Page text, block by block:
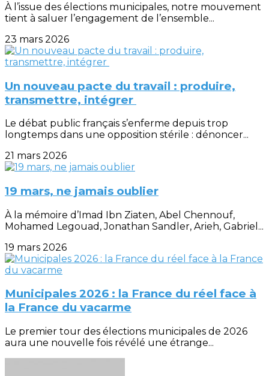
À l’issue des élections municipales, notre mouvement
tient à saluer l’engagement de l’ensemble...
23 mars 2026
Un nouveau pacte du travail : produire,
transmettre, intégrer
Le débat public français s’enferme depuis trop
longtemps dans une opposition stérile : dénoncer...
21 mars 2026
19 mars, ne jamais oublier
À la mémoire d’Imad Ibn Ziaten, Abel Chennouf,
Mohamed Legouad, Jonathan Sandler, Arieh, Gabriel...
19 mars 2026
Municipales 2026 : la France du réel face à
la France du vacarme
Le premier tour des élections municipales de 2026
aura une nouvelle fois révélé une étrange...